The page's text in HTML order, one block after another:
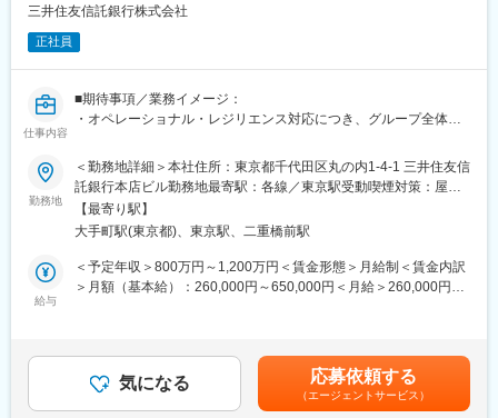
変更の範囲：当社業務全般
・登記手続き（司法書士とのやりとりなど）
・財務計画の策定
・予算管理
・決算対応（税理士・会計士とのやりとりなど）
・その他、スタートアップ企業ならではの広範囲にわたる対応
■デジタル化について：
有する同社は急速に進化するデジタル領域において、デジタル変
革への取り組みは最も重要な経営戦略の一つであると考えていま
す。
当社は専業信託"The Trust Bank"ならではの多彩な機能を顧客起点
で組み合わせ、トータルソリューションを提供しています。他メ
であっても、強固な経営体制を維持できています。
変更の範囲：会社の定める業務
三井住友信託銀行株式会社
正社員
仕事内容
■期待事項／業務イメージ：
・オペレーショナル・レジリエンス対応につき、グループ全体の
・オペレーショナル・レジリエンスへの対応、特に国内の対応は
今後本格化する見込みです。バーゼル銀行監督委員会の諸原則、
BCPやRRPなどの既存の枠組み、諸外国の動向などを総合的に考
慮しつつ、当社グループの特に国内対応を担っていただきます
【変更の範囲：会社の定める業務】
■業務管理部について：
織で、業務分掌としては以下です
（1）業務品質の高度化 （業務改善・業務効率化）
勤務地
＜勤務地詳細＞本社住所：東京都千代田区丸の内1-4-1 三井住友信
託銀行本店ビル勤務地最寄駅：各線／東京駅受動喫煙対策：屋内
全面禁煙変更の範囲：会社の定める事業所（リモートワーク含
む）
【最寄り駅】
大手町駅(東京都)、東京駅、二重橋前駅
給与
＜予定年収＞800万円～1,200万円＜賃金形態＞月給制＜賃金内訳
＞月額（基本給）：260,000円～650,000円＜月給＞260,000円～
載。■管理職の場合、残業手当は付与されません。賃金はあくまで
も目安の金額であり、選考を通じて上下する可能性があります。
月給(月額)は固定手当を含めた表記です。
気になる 応募依頼する
（エージェントサービス）